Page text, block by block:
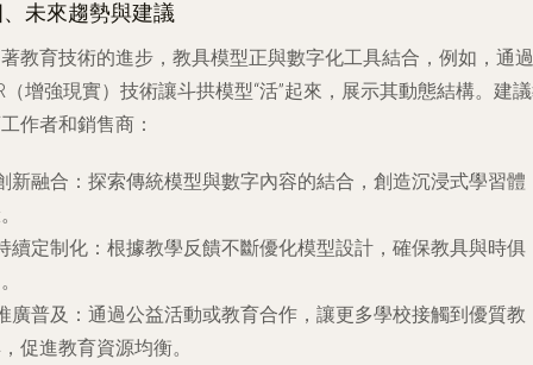
未來趨勢與建議
教育技術的進步，教具模型正與數字化工具結合，例如，通過
（增強現實）技術讓斗拱模型“活”起來，展示其動態結構。建
作者和銷售商：
新融合 ：探索傳統模型與數字內容的結合，創造沉浸式學習體
續定制化 ：根據教學反饋不斷優化模型設計，確保教具與時俱
廣普及 ：通過公益活動或教育合作，讓更多學校接觸到優質教
促進教育資源均衡。